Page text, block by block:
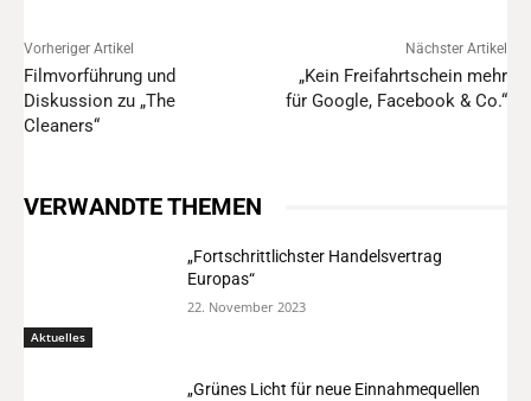
Vorheriger Artikel
Filmvorführung und
Diskussion zu „The
Cleaners“
Nächster Artikel
„Kein Freifahrtschein mehr
für Google, Facebook & Co.“
VERWANDTE THEMEN
Aktuelles
„Fortschrittlichster Handelsvertrag
Europas“
22. November 2023
„Grünes Licht für neue Einnahmequellen